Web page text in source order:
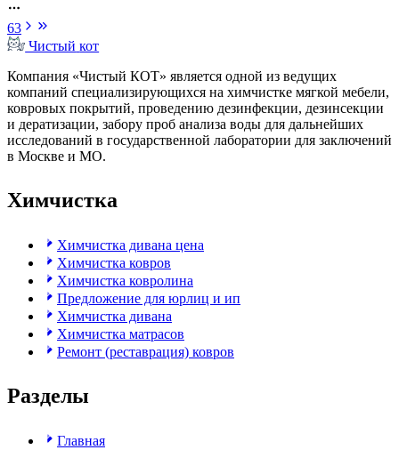
63
Чистый кот
Компания «Чистый КОТ» является одной из ведущих
компаний специализирующихся на химчистке мягкой мебели,
ковровых покрытий, проведению дезинфекции, дезинсекции
и дератизации, забору проб анализа воды для дальнейших
исследований в государственной лаборатории для заключений
в Москве и МО.
Химчистка
Химчистка дивана цена
Химчистка ковров
Химчистка ковролина
Предложение для юрлиц и ип
Химчистка дивана
Химчистка матрасов
Ремонт (реставрация) ковров
Разделы
Главная